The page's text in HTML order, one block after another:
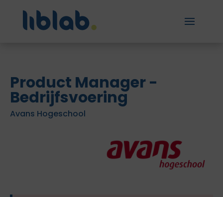
Product Manager -
Bedrijfsvoering
Avans Hogeschool